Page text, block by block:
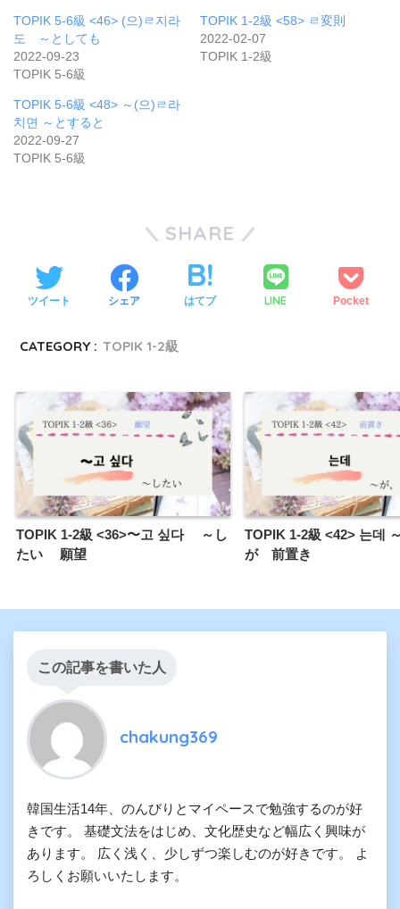
TOPIK 5-6級 <46> (으)ㄹ지라
도 ～としても
2022-09-23
TOPIK 5-6級
TOPIK 1-2級 <58> ㄹ変則
2022-02-07
TOPIK 1-2級
TOPIK 5-6級 <48> ～(으)ㄹ라
치면 ～とすると
2022-09-27
TOPIK 5-6級
SHARE
ツイート シェア はてブ LINE Pocket
CATEGORY : TOPIK 1-2級
TOPIK 1-2級 <36>〜고 싶다 ～し
たい 願望
TOPIK 1-2級 <42> 는데
が 前置き
この記事を書いた人
chakung369
韓国生活14年、のんびりとマイペースで勉強するのが好
きです。 基礎文法をはじめ、文化歴史など幅広く興味が
あります。 広く浅く、少しずつ楽しむのが好きです。 よ
ろしくお願いいたします。